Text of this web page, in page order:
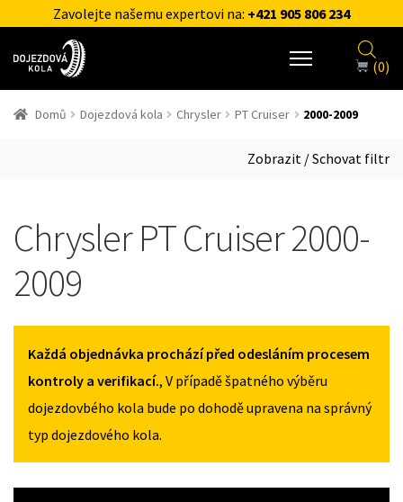
Zavolejte našemu expertovi na: +421 905 806 234
(0)
Domů Dojezdová kola Chrysler PT Cruiser 2000-2009
Zobrazit / Schovat filtr
Chrysler PT Cruiser 2000-
2009
Každá objednávka prochází před odesláním procesem
kontroly a verifikací., V případě špatného výběru
dojezdovbého kola bude po dohodě upravena na správný
typ dojezdového kola.